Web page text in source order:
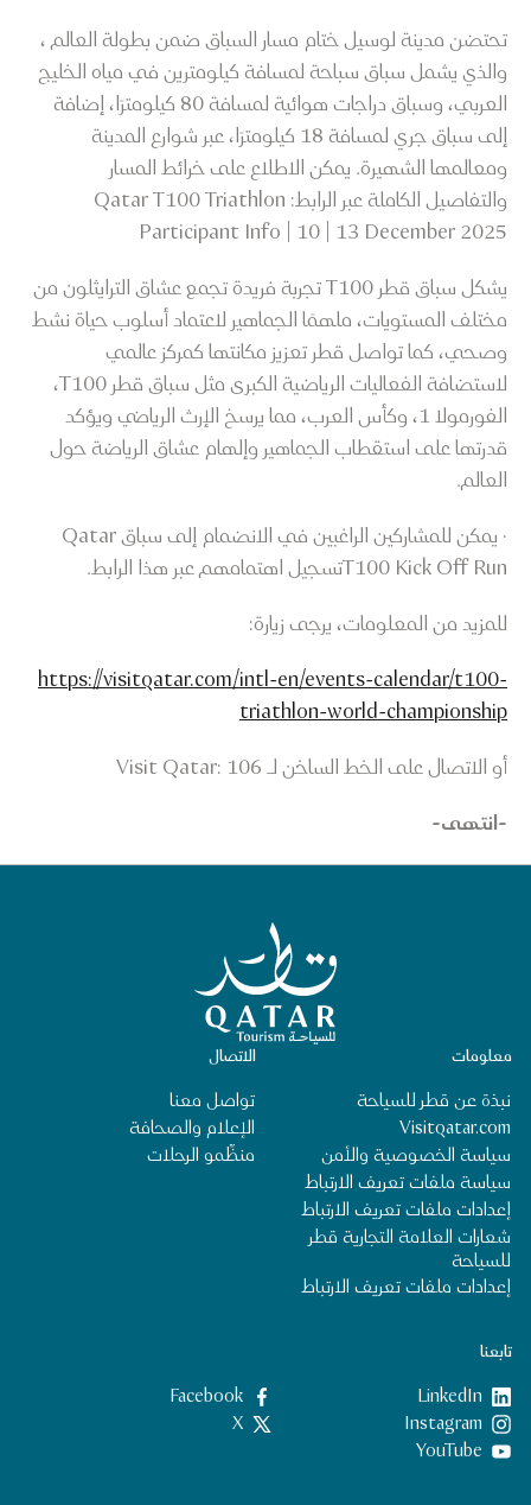
تحتضن مدينة لوسيل ختام مسار السباق ضمن بطولة العالم ،
والذي يشمل سباق سباحة لمسافة كيلومترين في مياه الخليج
العربي، وسباق دراجات هوائية لمسافة 80 كيلومترًا، إضافة
إلى سباق جري لمسافة 18 كيلومترًا، عبر شوارع المدينة
ومعالمها الشهيرة. يمكن الاطلاع على خرائط المسار
والتفاصيل الكاملة عبر الرابط: Qatar T100 Triathlon
Participant Info | 10 | 13 December 2025
يشكل سباق قطر T100 تجربة فريدة تجمع عشاق الترايثلون من
مختلف المستويات، ملهمًا الجماهير لاعتماد أسلوب حياة نشط
وصحي، كما تواصل قطر تعزيز مكانتها كمركز عالمي
لاستضافة الفعاليات الرياضية الكبرى مثل سباق قطر T100،
الفورمولا 1، وكأس العرب، مما يرسخ الإرث الرياضي ويؤكد
قدرتها على استقطاب الجماهير وإلهام عشاق الرياضة حول
العالم.
· يمكن للمشاركين الراغبين في الانضمام إلى سباق Qatar
T100 Kick Off Runتسجيل اهتمامهم عبر هذا الرابط.
للمزيد من المعلومات، يرجى زيارة:
https://visitqatar.com/intl-en/events-calendar/t100-
triathlon-world-championship
أو الاتصال على الخط الساخن لـ Visit Qatar: 106
-انتهى-
الصفحة الرئيسية لقطر للسياحة
تابعنا
LinkedIn
‎Facebook‏
‎Instagram‏
X
YouTube
الاتصال
تواصل معنا
الإعلام والصحافة
منظِّمو الرحلات
معلومات
نبذة عن قطر للسياحة
Visitqatar.com
سياسة الخصوصية والأمن
سياسة ملفات تعريف الارتباط
إعدادات ملفات تعريف الارتباط
شعارات العلامة التجارية قطر
للسياحة
إعدادات ملفات تعريف الارتباط